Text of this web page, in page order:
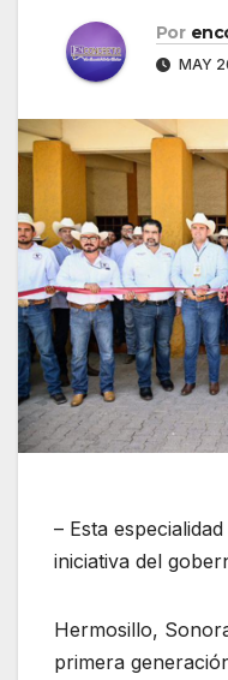
Por
MAY
– Esta
iniciativa del
Hermosillo,
primera